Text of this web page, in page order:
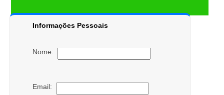
Informações Pessoais
Nome:
Email: